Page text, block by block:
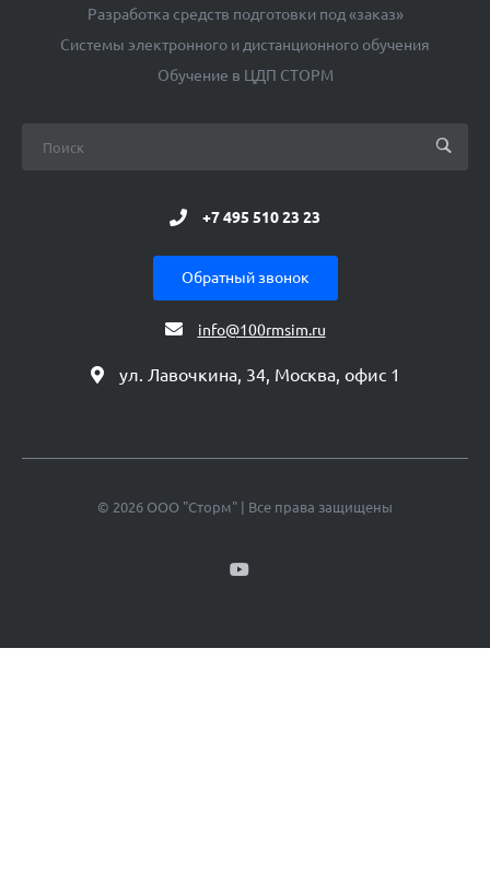
Разработка средств подготовки под «заказ»
Системы электронного и дистанционного обучения
Обучение в ЦДП СТОРМ
+7 495 510 23 23
Обратный звонок
info@100rmsim.ru
ул. Лавочкина, 34, Москва, офис 1
© 2026 ООО "Сторм" | Все права защищены